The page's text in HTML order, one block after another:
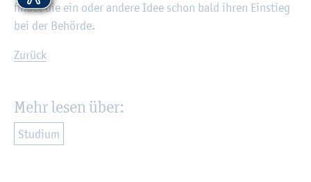
fin­det die ein oder an­de­re Idee schon bald ihren Ein­stieg
bei der Be­hör­de.
Zu­rück
Mehr lesen über:
Stu­di­um